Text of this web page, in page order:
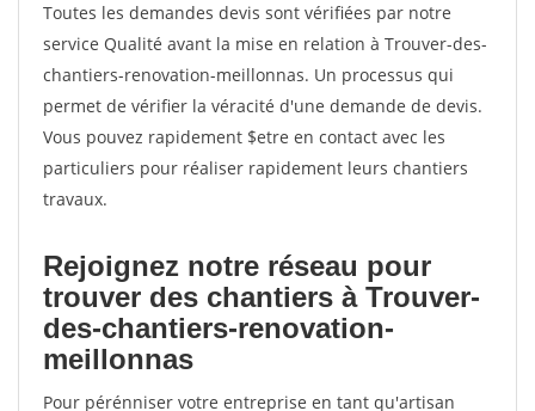
Toutes les demandes devis sont vérifiées par notre
service Qualité avant la mise en relation à Trouver-des-
chantiers-renovation-meillonnas. Un processus qui
permet de vérifier la véracité d'une demande de devis.
Vous pouvez rapidement $etre en contact avec les
particuliers pour réaliser rapidement leurs chantiers
travaux.
Rejoignez notre réseau pour
trouver des chantiers à Trouver-
des-chantiers-renovation-
meillonnas
Pour pérénniser votre entreprise en tant qu'artisan